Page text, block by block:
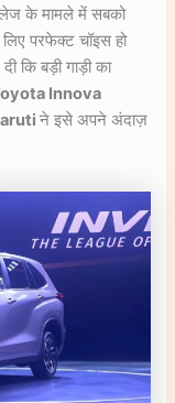
के मामले में सबको
परफेक्ट चॉइस हो
कि बड़ी गाड़ी का
Innova
ने इसे अपने अंदाज़